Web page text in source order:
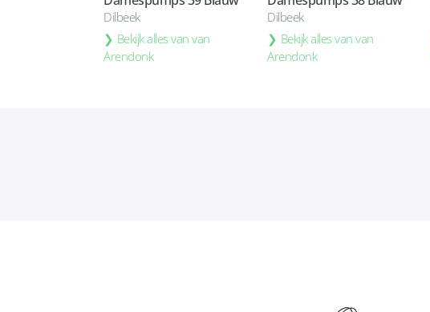
Dilbeek
Bekijk alles van van
Arendonk
Dilbeek
Bekijk alles van van
Arendonk